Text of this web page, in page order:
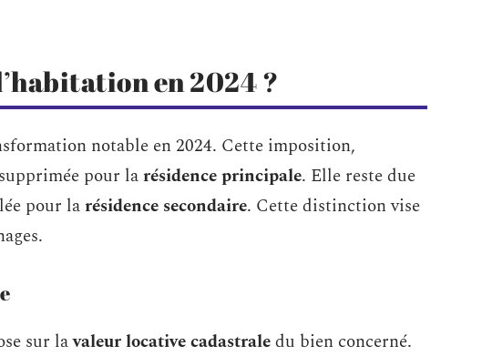
en 2024 ?
notable en 2024. Cette imposition,
pour larésidence principale. Elle reste due
pour larésidence secondaire. Cette distinction vise
sur lavaleur locative cadastraledu bien concerné.